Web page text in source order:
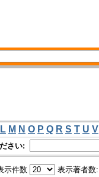
L M N O P Q R S T U V
さい:
示件数 表示著者数: